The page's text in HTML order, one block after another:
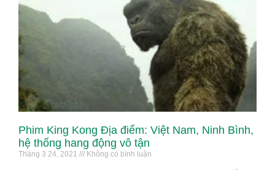
Phim King Kong Địa điểm: Việt Nam, Ninh Bình,
hệ thống hang động vô tận
Tháng 3 24, 2021 Không có bình luận